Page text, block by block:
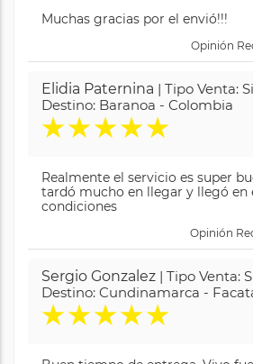
Muchas gracias por el envió!!!
Opinión
Elidia Paternina | Tipo Venta:
Destino: Baranoa - Colombia
★★★★★
Realmente el servicio es super
tardó mucho en llegar y llegó en
condiciones
Opinión
Sergio Gonzalez | Tipo Venta:
Destino: Cundinamarca -
★★★★★